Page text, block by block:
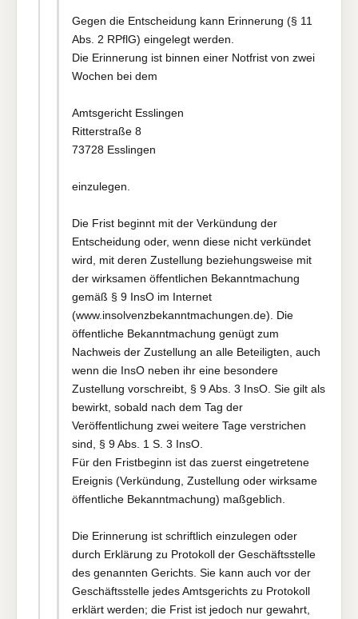
Gegen die Entscheidung kann Erinnerung (§ 11
Abs. 2 RPflG) eingelegt werden.
Die Erinnerung ist binnen einer Notfrist von zwei
Wochen bei dem
Amtsgericht Esslingen
Ritterstraße 8
73728 Esslingen
einzulegen.
Die Frist beginnt mit der Verkündung der
Entscheidung oder, wenn diese nicht verkündet
wird, mit deren Zustellung beziehungsweise mit
der wirksamen öffentlichen Bekanntmachung
gemäß § 9 InsO im Internet
(www.insolvenzbekanntmachungen.de). Die
öffentliche Bekanntmachung genügt zum
Nachweis der Zustellung an alle Beteiligten, auch
wenn die InsO neben ihr eine besondere
Zustellung vorschreibt, § 9 Abs. 3 InsO. Sie gilt als
bewirkt, sobald nach dem Tag der
Veröffentlichung zwei weitere Tage verstrichen
sind, § 9 Abs. 1 S. 3 InsO.
Für den Fristbeginn ist das zuerst eingetretene
Ereignis (Verkündung, Zustellung oder wirksame
öffentliche Bekanntmachung) maßgeblich.
Die Erinnerung ist schriftlich einzulegen oder
durch Erklärung zu Protokoll der Geschäftsstelle
des genannten Gerichts. Sie kann auch vor der
Geschäftsstelle jedes Amtsgerichts zu Protokoll
erklärt werden; die Frist ist jedoch nur gewahrt,